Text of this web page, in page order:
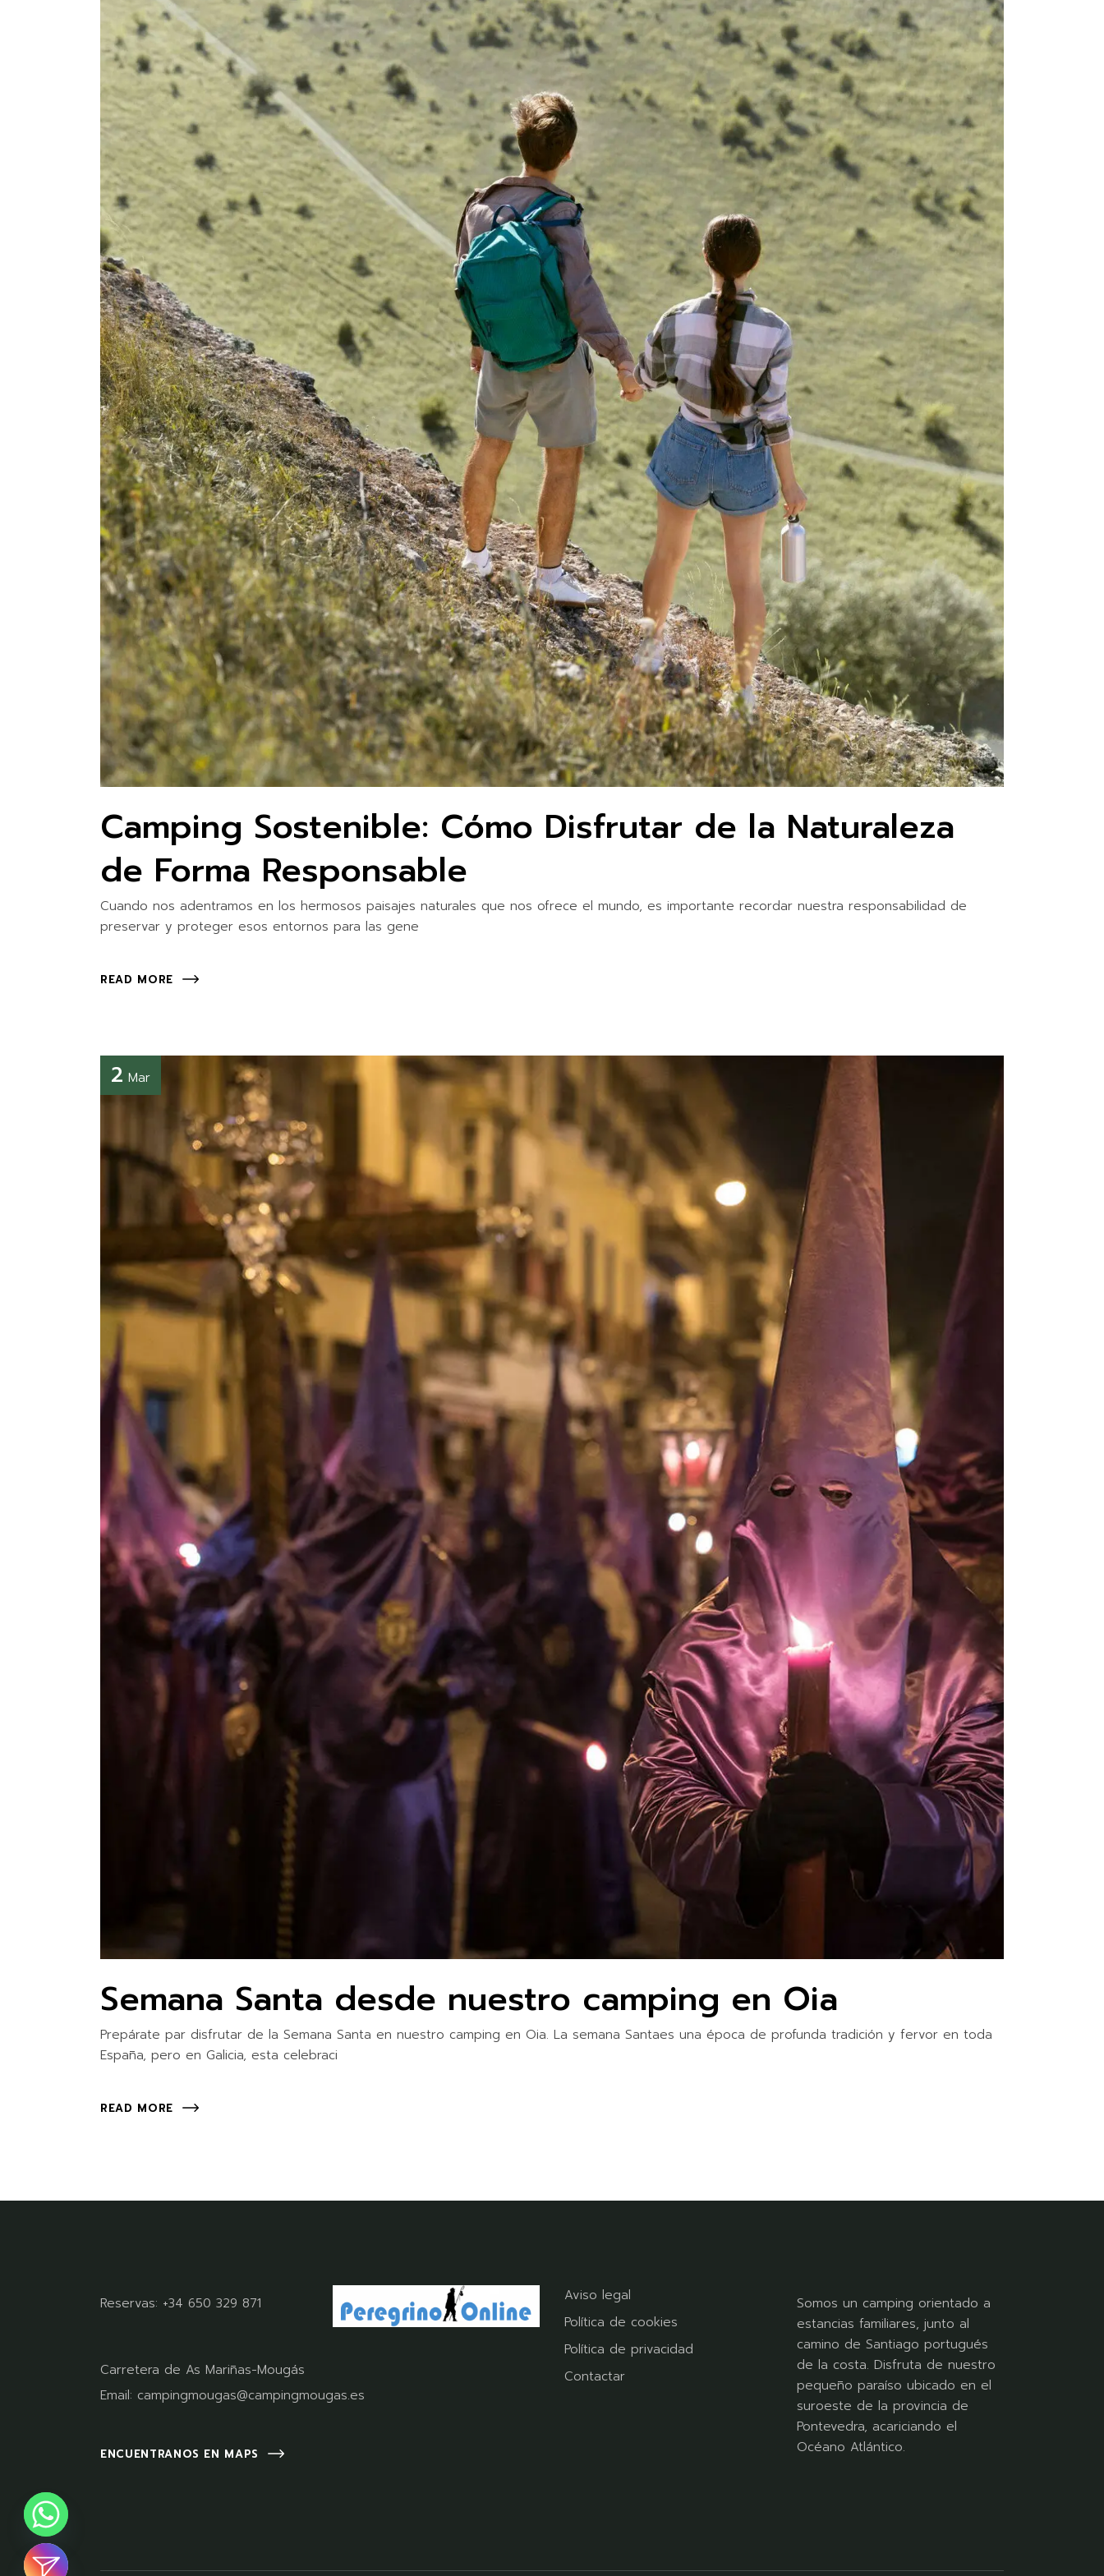
Camping Sostenible: Cómo Disfrutar de la Naturaleza
de Forma Responsable
Cuando nos adentramos en los hermosos paisajes naturales que nos ofrece el mundo, es importante recordar nuestra responsabilidad de
preservar y proteger esos entornos para las gene
READ MORE
2 Mar
Semana Santa desde nuestro camping en Oia
Prepárate par disfrutar de la Semana Santa en nuestro camping en Oia. La semana Santaes una época de profunda tradición y fervor en toda
España, pero en Galicia, esta celebraci
READ MORE
Reservas: +34 650 329 871
Carretera de As Mariñas-Mougás
Email: campingmougas@campingmougas.es
ENCUENTRANOS EN MAPS
Aviso legal
Política de cookies
Política de privacidad
Contactar
Somos un camping orientado a
estancias familiares, junto al
camino de Santiago portugués
de la costa. Disfruta de nuestro
pequeño paraíso ubicado en el
suroeste de la provincia de
Pontevedra, acariciando el
Océano Atlántico.